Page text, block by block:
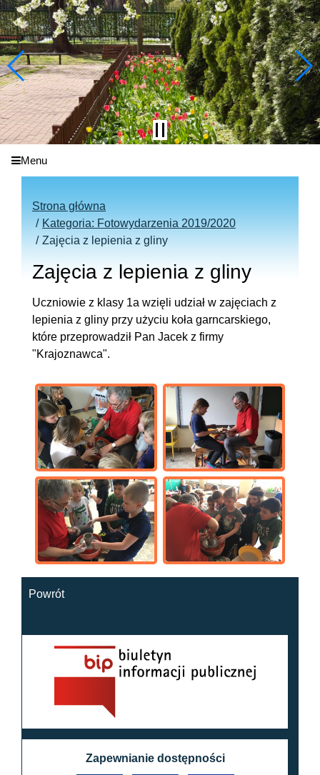
Menu
Strona główna
Kategoria: Fotowydarzenia 2019/2020
Zajęcia z lepienia z gliny
Zajęcia z lepienia z gliny
Uczniowie z klasy 1a wzięli udział w zajęciach z
lepienia z gliny przy użyciu koła garncarskiego,
które przeprowadził Pan Jacek z firmy
"Krajoznawca".
Powrót
Zapewnianie dostępności